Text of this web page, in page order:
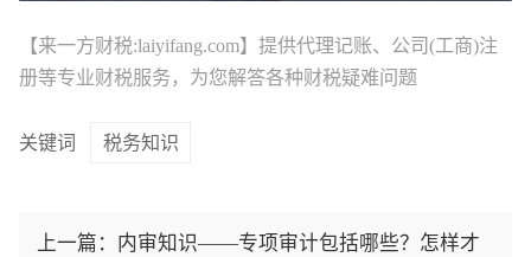
【来一方财税:laiyifang.com】提供代理记账、公司(工商)注
册等专业财税服务，为您解答各种财税疑难问题
关键词 税务知识
上一篇：
内审知识——专项审计包括哪些？怎样才